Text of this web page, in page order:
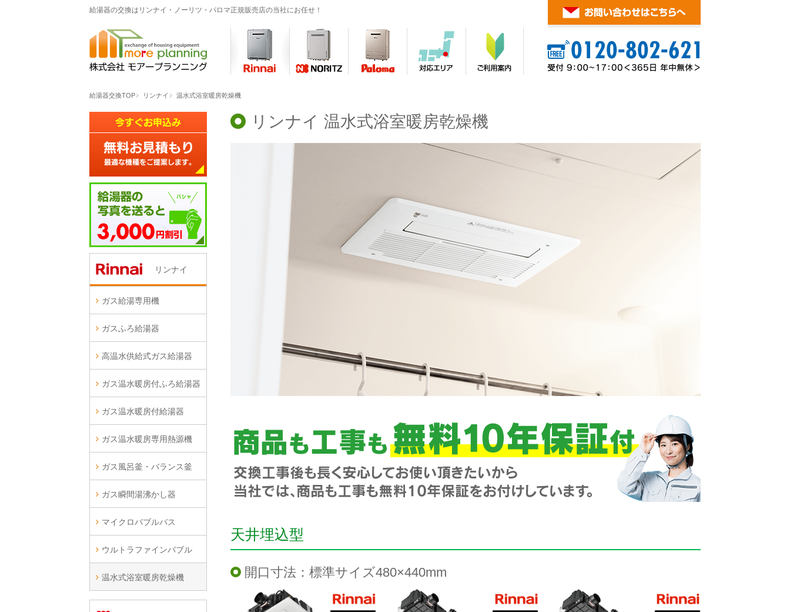
給湯器の交換はリンナイ・ノーリツ・パロマ正規販売店の当社にお任せ！
給湯器交換TOP リンナイ 温水式浴室暖房乾燥機
リンナイ 温水式浴室暖房乾燥機
天井埋込型
開口寸法：標準サイズ480×440mm
リンナイ
ガス給湯専用機
ガスふろ給湯器
高温水供給式ガス給湯器
ガス温水暖房付ふろ給湯器
ガス温水暖房付給湯器
ガス温水暖房専用熱源機
ガス風呂釜・バランス釜
ガス瞬間湯沸かし器
マイクロバブルバス
ウルトラファインバブル
温水式浴室暖房乾燥機